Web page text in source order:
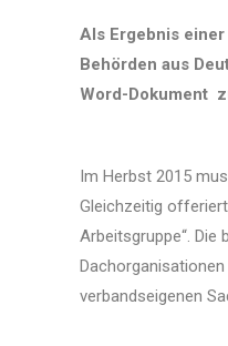
Als Ergebnis einer
Behörden aus
Word-Dokument
Im Herbst 2015
Gleichzeitig
Arbeitsgruppe“. Die
verbandseigenen